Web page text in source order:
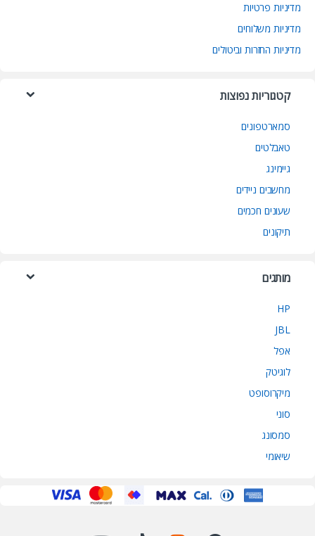
מדיניות פרטיות
מדיניות משלוחים
מדיניות החזרות וביטולים
קטגוריות נפוצות
סמארטפונים
טאבלטים
גיימינג
מחשבים ניידים
שעונים חכמים
תיקונים
מותגים
HP
JBL
אפל
לוגיטק
מיקרוסופט
סוני
סמסונג
שיאומי